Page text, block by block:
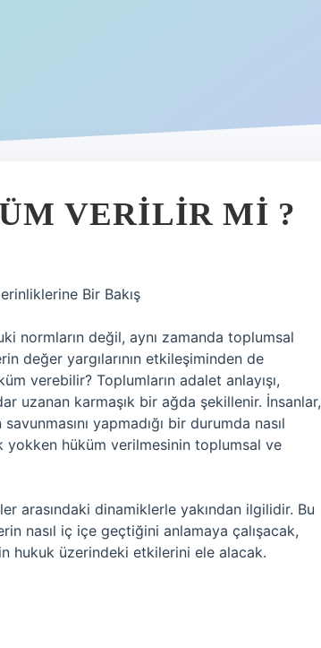
VERILIR MI ?
Bir Bakış
normların değil, aynı zamanda toplumsal
değer yargılarının etkileşiminden de
verebilir? Toplumların adalet anlayışı,
uzanan karmaşık bir ağda şekillenir. İnsanlar,
yapmadığı bir durumda nasıl
yokken hüküm verilmesinin toplumsal ve
arasındaki dinamiklerle yakından ilgilidir. Bu
nasıl iç içe geçtiğini anlamaya çalışacak,
hukuk üzerindeki etkilerini ele alacak.